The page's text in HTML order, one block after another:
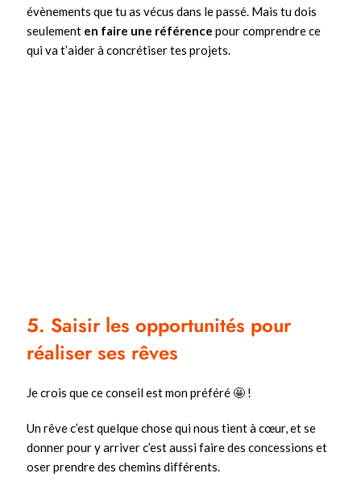
évènements que tu as vécus dans le passé. Mais tu dois
seulement en faire une référence pour comprendre ce
qui va t’aider à concrétiser tes projets.
5. Saisir les opportunités pour
réaliser ses rêves
Je crois que ce conseil est mon préféré 🤩 !
Un rêve c’est quelque chose qui nous tient à cœur, et se
donner pour y arriver c’est aussi faire des concessions et
oser prendre des chemins différents.